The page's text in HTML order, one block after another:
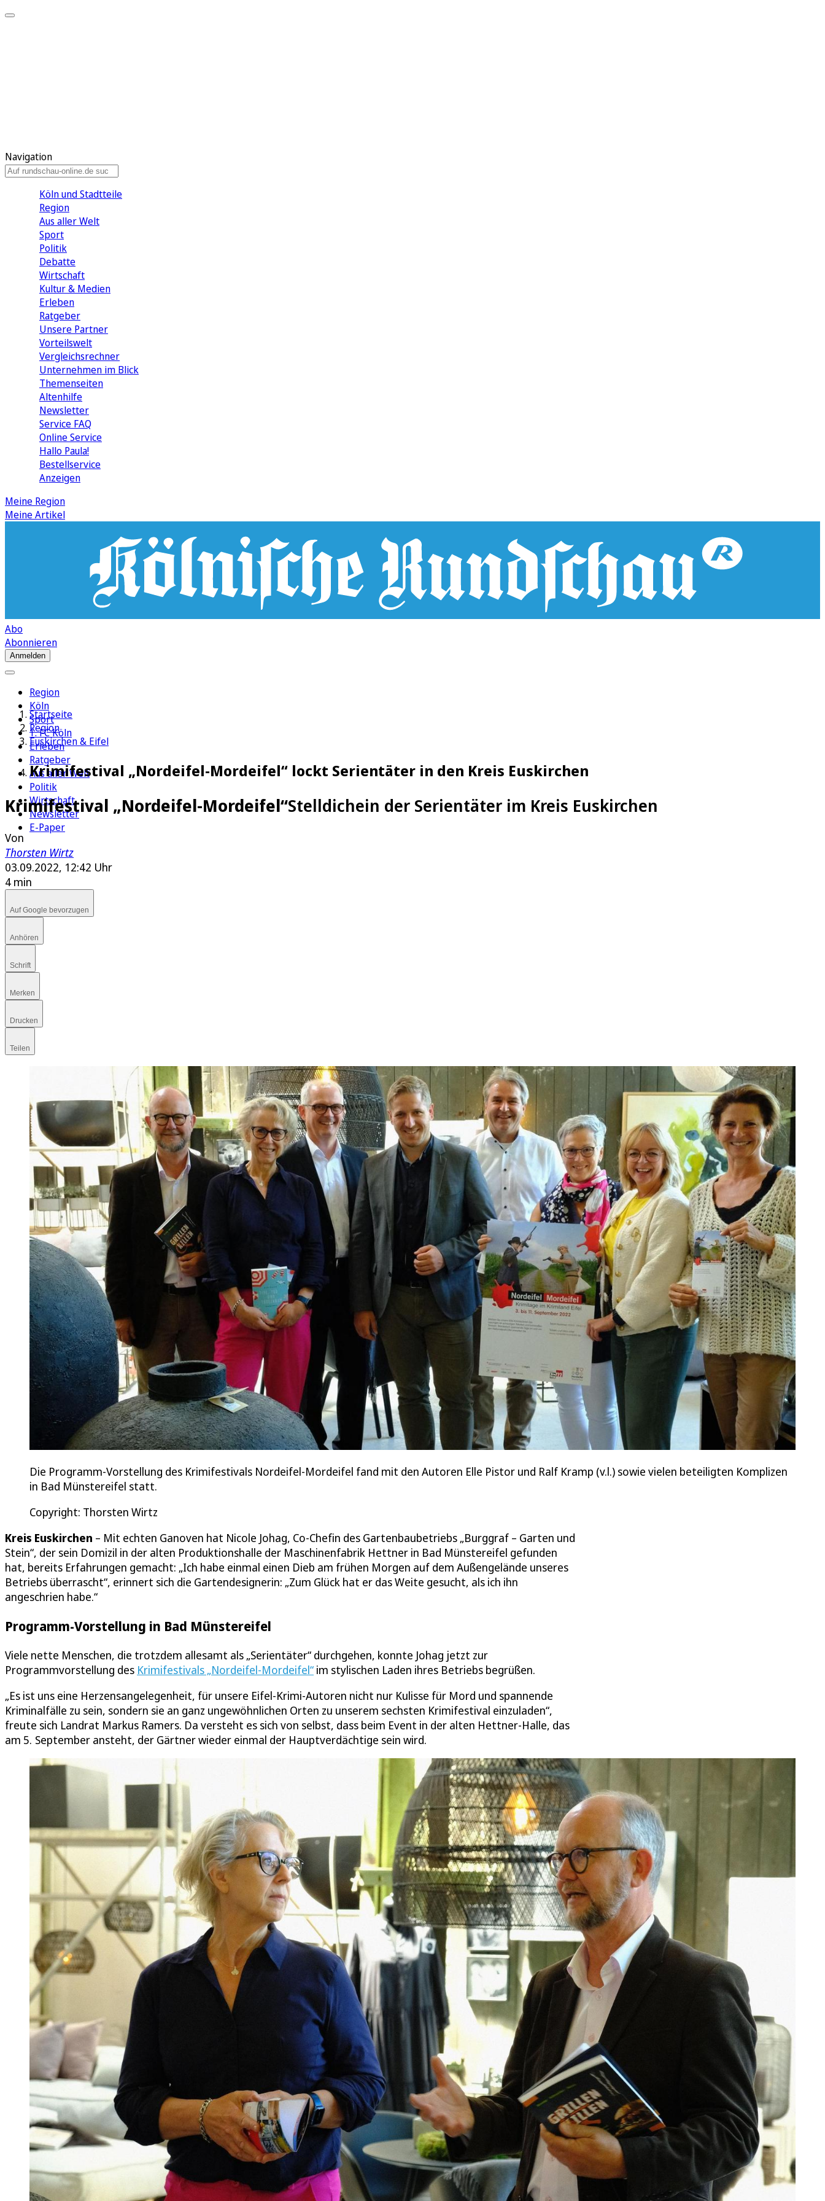
Navigation
Köln und Stadtteile
Region
Aus aller Welt
Sport
Politik
Debatte
Wirtschaft
Kultur & Medien
Erleben
Ratgeber
Unsere Partner
Vorteilswelt
Vergleichsrechner
Unternehmen im Blick
Themenseiten
Altenhilfe
Newsletter
Service FAQ
Online Service
Hallo Paula!
Bestellservice
Anzeigen
Meine Region
Meine Artikel
Abo
Abonnieren
Anmelden
Region
Köln
Sport
1. FC Köln
Erleben
Ratgeber
Aus aller Welt
Politik
Wirtschaft
Newsletter
E-Paper
Startseite
Region
Euskirchen & Eifel
Krimifestival „Nordeifel-Mordeifel“ lockt Serientäter in den Kreis Euskirchen
Krimifestival „Nordeifel-Mordeifel“Stelldichein der Serientäter im Kreis Euskirchen
Von
Thorsten Wirtz
03.09.2022, 12:42 Uhr
4 min
Auf Google bevorzugen
Anhören
Schrift
Merken
Drucken
Teilen
Die Programm-Vorstellung des Krimifestivals Nordeifel-Mordeifel fand mit den Autoren Elle Pistor und Ralf Kramp (v.l.) sowie vielen beteiligten Komplizen
in Bad Münstereifel statt.
Copyright: Thorsten Wirtz
Kreis Euskirchen – Mit echten Ganoven hat Nicole Johag, Co-Chefin des Gartenbaubetriebs „Burggraf – Garten und
Stein“, der sein Domizil in der alten Produktionshalle der Maschinenfabrik Hettner in Bad Münstereifel gefunden
hat, bereits Erfahrungen gemacht: „Ich habe einmal einen Dieb am frühen Morgen auf dem Außengelände unseres
Betriebs überrascht“, erinnert sich die Gartendesignerin: „Zum Glück hat er das Weite gesucht, als ich ihn
angeschrien habe.“
Programm-Vorstellung in Bad Münstereifel
Viele nette Menschen, die trotzdem allesamt als „Serientäter“ durchgehen, konnte Johag jetzt zur
Programmvorstellung des Krimifestivals „Nordeifel-Mordeifel“ im stylischen Laden ihres Betriebs begrüßen.
„Es ist uns eine Herzensangelegenheit, für unsere Eifel-Krimi-Autoren nicht nur Kulisse für Mord und spannende
Kriminalfälle zu sein, sondern sie an ganz ungewöhnlichen Orten zu unserem sechsten Krimifestival einzuladen“,
freute sich Landrat Markus Ramers. Da versteht es sich von selbst, dass beim Event in der alten Hettner-Halle, das
am 5. September ansteht, der Gärtner wieder einmal der Hauptverdächtige sein wird.